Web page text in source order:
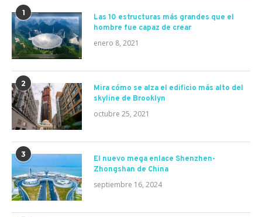
1
Las 10 estructuras más grandes que el
hombre fue capaz de crear
enero 8, 2021
2
Mira cómo se alza el edificio más alto del
skyline de Brooklyn
octubre 25, 2021
3
El nuevo mega enlace Shenzhen-
Zhongshan de China
septiembre 16, 2024